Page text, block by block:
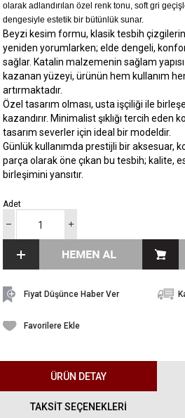
olarak adlandırılan özel renk tonu, soft gri
dengesiyle estetik bir bütünlük sunar.
Beyzi kesim formu, klasik tesbih
yeniden yorumlarken; elde dengeli,
sağlar. Katalin malzemenin sağlam
kazanan yüzeyi, ürünün hem kullanım
artırmaktadır.
Özel tasarım olması, usta işçiliği ile
kazandırır. Minimalist şıklığı tercih eden
tasarım severler için ideal bir modeldir.
Günlük kullanımda prestijli bir aksesuar,
parça olarak öne çıkan bu tesbih; kalite,
birleşimini yansıtır.
Adet
Fiyat Düşünce Haber Ver
Favorilere Ekle
ÜRÜN DETAY
TAKSİT SEÇENEKLERİ